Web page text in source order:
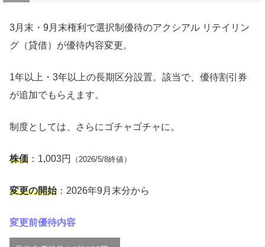
3月末・9月末権利で選択制優待のアクシアル リテイリン
グ（貸借）が優待内容変更。
1年以上・3年以上の長期区分設置。該当で、優待割引券
が追加でもらえます。
制度としては、さらにゴチャゴチャに。
株価 ：1,003円 （2026/5/8終値）
変更の開始：2026年9月末分から
変更前優待内容